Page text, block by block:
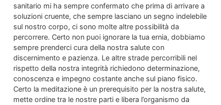
sanitario mi ha sempre confermato che prima di arrivare a
soluzioni cruente, che sempre lasciano un segno indelebile
sul nostro corpo, ci sono molte altre possibilità da
percorrere. Certo non puoi ignorare la tua ernia, dobbiamo
sempre prenderci cura della nostra salute con
discernimento e pazienza. Le altre strade percorribili nel
rispetto della nostra integrità richiedono determinazione,
conoscenza e impegno costante anche sul piano fisico.
Certo la meditazione è un prerequisito per la nostra salute,
mette ordine tra le nostre parti e libera l’organismo da